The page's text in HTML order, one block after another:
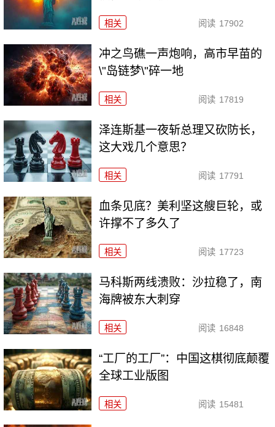
相关 阅读 17902
冲之鸟礁一声炮响，高市早苗的
\"岛链梦\"碎一地
相关 阅读 17819
泽连斯基一夜斩总理又砍防长，
这大戏几个意思？
相关 阅读 17791
血条见底？美利坚这艘巨轮，或
许撑不了多久了
相关 阅读 17723
马科斯两线溃败：沙拉稳了，南
海牌被东大刺穿
相关 阅读 16848
“工厂的工厂”：中国这棋彻底颠覆
全球工业版图
相关 阅读 15481